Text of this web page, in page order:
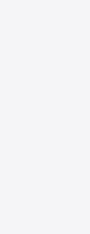
My Home」
するだけで、あな
報を表示できま
にコインチャージ
るクーポンが獲得
す。
みいただくことが
カウント）に請